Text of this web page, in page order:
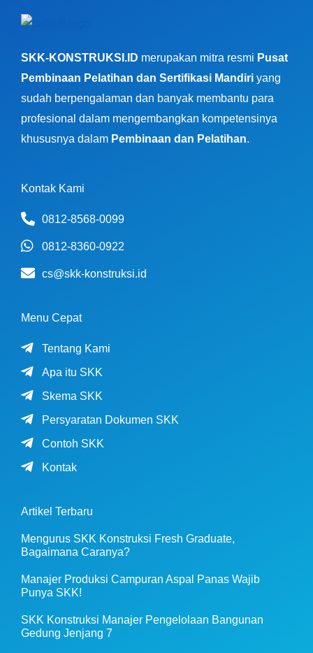
SKK-KONSTRUKSI.ID merupakan mitra resmi Pusat
Pembinaan Pelatihan dan Sertifikasi Mandiri yang
sudah berpengalaman dan banyak membantu para
profesional dalam mengembangkan kompetensinya
khususnya dalam Pembinaan dan Pelatihan.
Kontak Kami
0812-8568-0099
0812-8360-0922
cs@skk-konstruksi.id
Menu Cepat
Tentang Kami
Apa itu SKK
Skema SKK
Persyaratan Dokumen SKK
Contoh SKK
Kontak
Artikel Terbaru
Mengurus SKK Konstruksi Fresh Graduate,
Bagaimana Caranya?
Manajer Produksi Campuran Aspal Panas Wajib
Punya SKK!
SKK Konstruksi Manajer Pengelolaan Bangunan
Gedung Jenjang 7